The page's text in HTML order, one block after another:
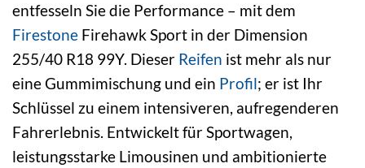
entfesseln Sie die Performance – mit dem
Firestone Firehawk Sport in der Dimension
255/40 R18 99Y. Dieser Reifen ist mehr als nur
eine Gummimischung und ein Profil; er ist Ihr
Schlüssel zu einem intensiveren, aufregenderen
Fahrerlebnis. Entwickelt für Sportwagen,
leistungsstarke Limousinen und ambitionierte